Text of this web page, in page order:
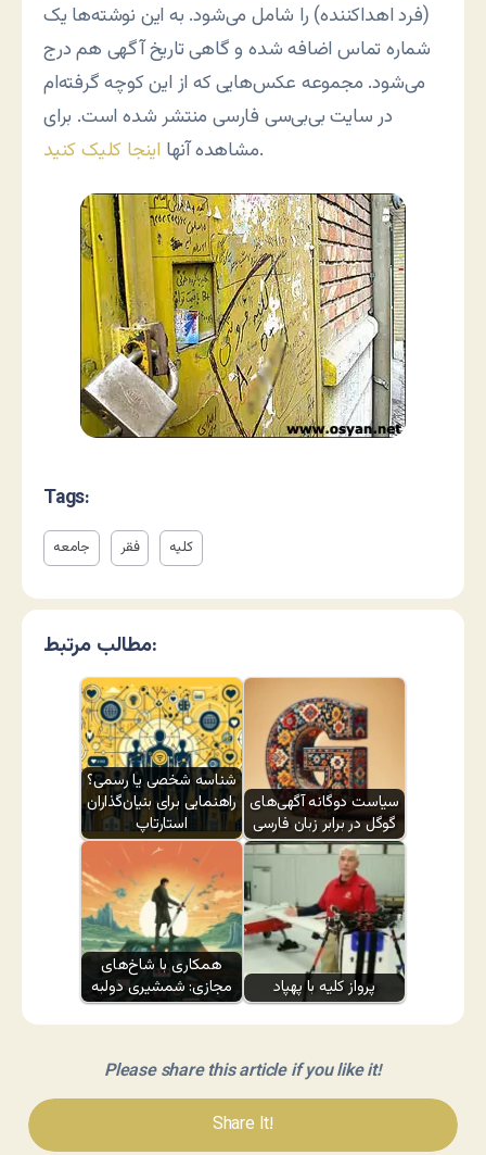
(فرد اهداکننده) را شامل می‌شود. به این نوشته‌ها یک
شماره تماس اضافه شده و گاهی تاریخ آگهی هم درج
می‌شود. مجموعه عکس‌هایی که از این کوچه گرفته‌ام
در سایت بی‌بی‌سی فارسی منتشر شده است. برای
مشاهده آنها اینجا کلیک کنید .
Tags:
جامعه فقر کلیه
مطالب مرتبط:
شناسه شخصی یا رسمی؟
راهنمایی برای بنیان‌گذاران
استارتاپ
سیاست دوگانه آگهی‌های
گوگل در برابر زبان فارسی
همکاری با شاخ‌های
مجازی: شمشیری دولبه
پرواز کلیه با پهپاد
Please share this article if you like it!
Share It!